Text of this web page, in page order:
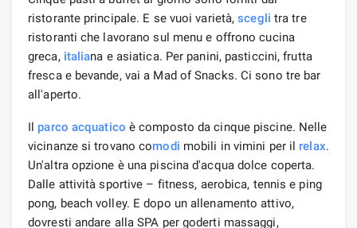
ristorante principale. E se vuoi varietà,scegli tra tre
ristoranti che lavorano sul menu e offrono cucina
greca, italiana e asiatica. Per panini, pasticcini, frutta
fresca e bevande, vai a Mad of Snacks. Ci sono tre bar
all'aperto.
Il parco acquatico è composto da cinque piscine. Nelle
vicinanze si trovano comodi mobili in vimini per il relax.
Un'altra opzione è una piscina d'acqua dolce coperta.
Dalle attività sportive – fitness, aerobica, tennis e ping
pong, beach volley. E dopo un allenamento attivo,
dovresti andare alla SPA per goderti massaggi,